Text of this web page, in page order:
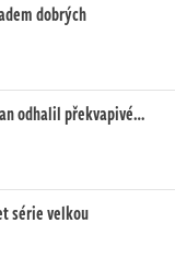
dobrých
odhalil překvapivé…
série velkou